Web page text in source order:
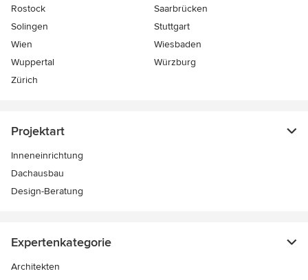
Rostock
Saarbrücken
Solingen
Stuttgart
Wien
Wiesbaden
Wuppertal
Würzburg
Zürich
Projektart
Inneneinrichtung
Dachausbau
Design-Beratung
Expertenkategorie
Architekten